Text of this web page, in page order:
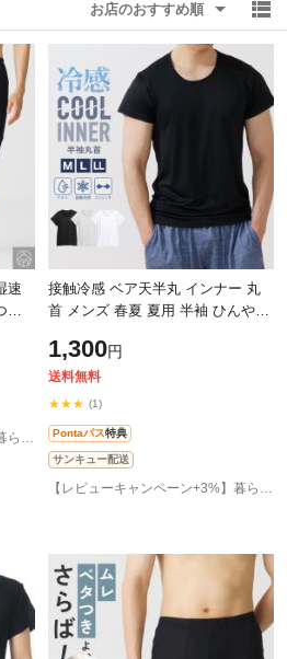
お店のおすすめ順
速
き
肌
【レビューキャンペーン+3%】暮らしの肌着 インナー専門店
接触冷感 ベア天半丸 インナー 丸
首 メンズ 春夏 夏用 半袖 ひんやり
ク 25SS L1280L-E
1,300円
送料無料
★★★ (1)
Pontaパス特典
サンキュー配送
【レビューキャンペーン+3%】暮らしの肌着 インナー専門店